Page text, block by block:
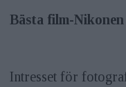
Bästa film-Nikonen
Intresset för